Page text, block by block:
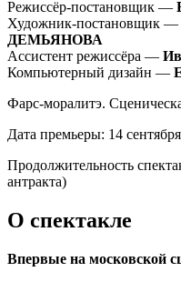
Режиссёр-постановщик —
Художник-постановщик —
ДЕМЬЯНОВА
Ассистент режиссёра —
Компьютерный дизайн —
Фарс-моралитэ.
Дата премьеры: 14
Продолжительность
антракта)
О спектакле
Впервые на московской